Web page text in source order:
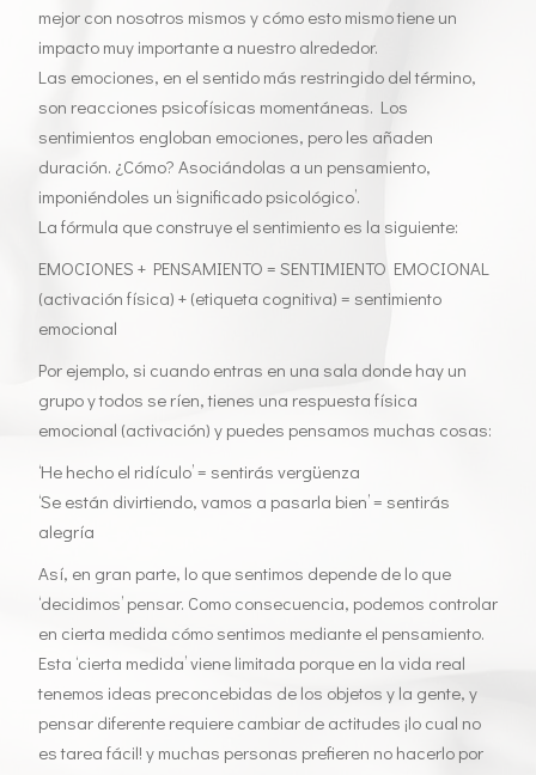
mejor con nosotros mismos y cómo esto mismo tiene un
impacto muy importante a nuestro alrededor.
Las emociones, en el sentido más restringido del término,
son reacciones psicofísicas momentáneas. Los
sentimientos engloban emociones, pero les añaden
duración. ¿Cómo? Asociándolas a un pensamiento,
imponiéndoles un ‘significado psicológico’.
La fórmula que construye el sentimiento es la siguiente:
EMOCIONES + PENSAMIENTO = SENTIMIENTO EMOCIONAL
(activación física) + (etiqueta cognitiva) = sentimiento
emocional
Por ejemplo, si cuando entras en una sala donde hay un
grupo y todos se ríen, tienes una respuesta física
emocional (activación) y puedes pensamos muchas cosas:
‘He hecho el ridículo’ = sentirás vergüenza
‘Se están divirtiendo, vamos a pasarla bien’ = sentirás
alegría
Así, en gran parte, lo que sentimos depende de lo que
‘decidimos’ pensar. Como consecuencia, podemos controlar
en cierta medida cómo sentimos mediante el pensamiento.
Esta ‘cierta medida’ viene limitada porque en la vida real
tenemos ideas preconcebidas de los objetos y la gente, y
pensar diferente requiere cambiar de actitudes ¡lo cual no
es tarea fácil! y muchas personas prefieren no hacerlo por